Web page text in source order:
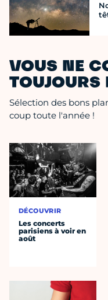
VOUS NE
TOUJOURS
Sélection des bons
coup toute l'année !
DÉCOUVRIR
Les concerts
parisiens à voir en
août